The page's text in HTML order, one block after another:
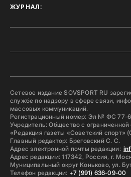
ЖУРНАЛ:
Сетевое издание SOVSPORT RU
службе по надзору в сфере связи,
массовых коммуникаций.
Регистрационный номер: Эл № ФС 77-
Учредитель: Общество с
«Редакция газеты «Советский спорт»
Главный редактор: Бреговский С. С.
Адрес электронной почты редакции:
Адрес редакции: 117342, Россия, г.
Муниципальный округ Коньково, ул.
Телефон редакции: +7 (991) 636-09-00